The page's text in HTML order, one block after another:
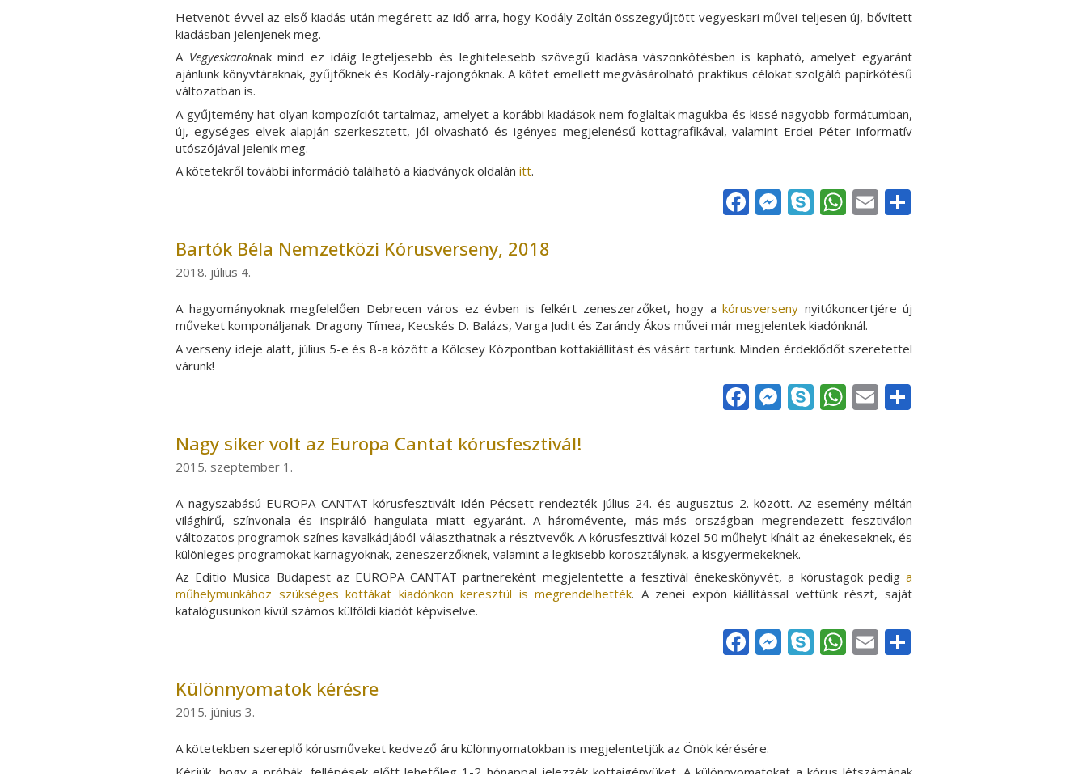
Hetvenöt évvel az első kiadás után megérett az idő arra, hogy Kodály Zoltán összegyűjtött vegyeskari művei teljesen új, bővített
kiadásban jelenjenek meg.
A Vegyeskaroknak mind ez idáig legteljesebb és leghitelesebb szövegű kiadása vászonkötésben is kapható, amelyet egyaránt
ajánlunk könyvtáraknak, gyűjtőknek és Kodály-rajongóknak. A kötet emellett megvásárolható praktikus célokat szolgáló papírkötésű
változatban is.
A gyűjtemény hat olyan kompozíciót tartalmaz, amelyet a korábbi kiadások nem foglaltak magukba és kissé nagyobb formátumban,
új, egységes elvek alapján szerkesztett, jól olvasható és igényes megjelenésű kottagrafikával, valamint Erdei Péter informatív
utószójával jelenik meg.
A kötetekről további információ található a kiadványok oldalán itt.
FacebookMessenger
Skype WhatsApp
Email
Bartók Béla Nemzetközi Kórusverseny, 2018
2018. július 4.
A hagyományoknak megfelelően Debrecen város ez évben is felkért zeneszerzőket, hogy a kórusverseny nyitókoncertjére új
műveket komponáljanak. Dragony Tímea, Kecskés D. Balázs, Varga Judit és Zarándy Ákos művei már megjelentek kiadónknál.
A verseny ideje alatt, július 5-e és 8-a között a Kölcsey Központban kottakiállítást és vásárt tartunk. Minden érdeklődőt szeretettel
várunk!
FacebookMessenger
Skype WhatsApp
Email
Nagy siker volt az Europa Cantat kórusfesztivál!
2015. szeptember 1.
A nagyszabású EUROPA CANTAT kórusfesztivált idén Pécsett rendezték július 24. és augusztus 2. között. Az esemény méltán
világhírű, színvonala és inspiráló hangulata miatt egyaránt. A háromévente, más-más országban megrendezett fesztiválon
változatos programok színes kavalkádjából választhatnak a résztvevők. A kórusfesztivál közel 50 műhelyt kínált az énekeseknek, és
különleges programokat karnagyoknak, zeneszerzőknek, valamint a legkisebb korosztálynak, a kisgyermekeknek.
Az Editio Musica Budapest az EUROPA CANTAT partnereként megjelentette a fesztivál énekeskönyvét, a kórustagok pedig a
műhelymunkához szükséges kottákat kiadónkon keresztül is megrendelhették. A zenei expón kiállítással vettünk részt, saját
katalógusunkon kívül számos külföldi kiadót képviselve.
FacebookMessenger
Skype WhatsApp
Email
Különnyomatok kérésre
2015. június 3.
A kötetekben szereplő kórusműveket kedvező áru különnyomatokban is megjelentetjük az Önök kérésére.